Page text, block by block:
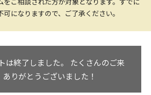
になりますので、ご了承ください。
は終了しました。 たくさんのご来
ありがとうございました！